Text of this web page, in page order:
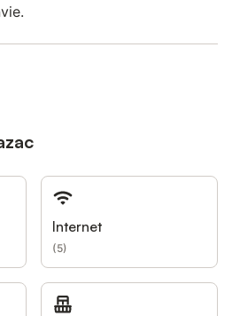
Internet
(5)